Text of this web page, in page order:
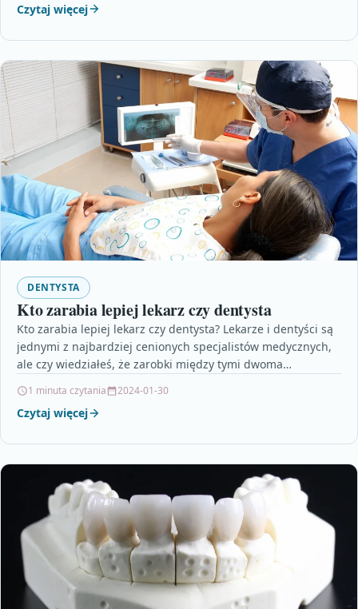
Czytaj więcej
DENTYSTA
Kto zarabia lepiej lekarz czy dentysta
Kto zarabia lepiej lekarz czy dentysta? Lekarze i dentyści są
jednymi z najbardziej cenionych specjalistów medycznych,
ale czy wiedziałeś, że zarobki między tymi dwoma…
1 minuta czytania 2024-01-30
Czytaj więcej